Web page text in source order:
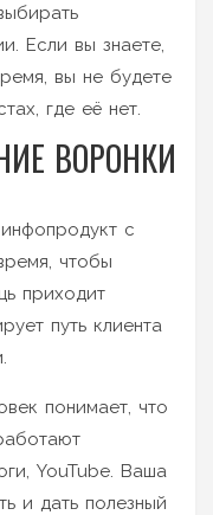
Если вы знаете,
вы не будете
где её нет.
ВОРОНКИ
с
чтобы
приходит
путь клиента
понимает, что
YouTube. Ваша
и дать полезный